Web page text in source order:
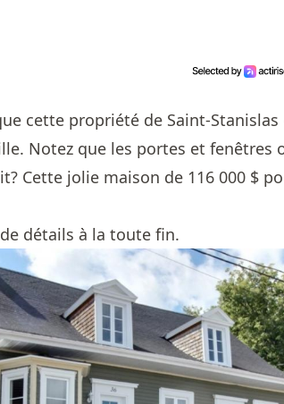
cette propriété de Saint-
Notez que les portes et fenêtres
Cette jolie maison de 116 000 $
détails à la toute fin.